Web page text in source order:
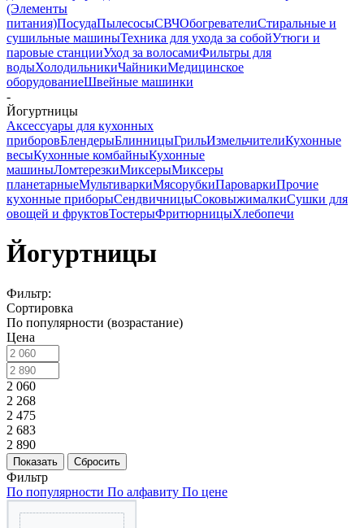
(Элементы
питания)ПосудаПылесосыСВЧОбогревателиСтиральные и
сушильные машиныТехника для ухода за собойУтюги и
паровые станцииУход за волосамиФильтры для
водыХолодильникиЧайникиМедицинское
оборудованиеШвейные машинки
-
Йогуртницы
Аксессуары для кухонных
приборовБлендерыБлинницыГрильИзмельчителиКухонные
весыКухонные комбайныКухонные
машиныЛомтерезкиМиксерыМиксеры
планетарныеМультиваркиМясорубкиПароваркиПрочие
кухонные приборыСендвичницыСоковыжималкиСушки для
овощей и фруктовТостерыФритюрницыХлебопечи
Йогуртницы
Фильтр:
Сортировка
По популярности (возрастание)
Цена
2 060
2 268
2 475
2 683
2 890
Показать Сбросить
Фильтр
По популярности По алфавиту По цене